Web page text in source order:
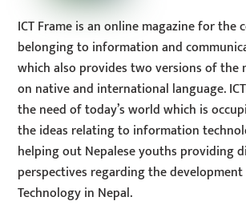
ICT Frame is an online magazine for the
belonging to information and
which also provides two versions of the
on native and international language.
the need of today’s world which is
the ideas relating to information
helping out Nepalese youths providing
perspectives regarding the
Technology in Nepal.